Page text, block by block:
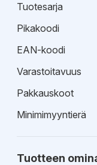
Tuotesarja
Pikakoodi
EAN-koodi
Varastoitavuus
Pakkauskoot
Minimimyyntierä
Tuotteen